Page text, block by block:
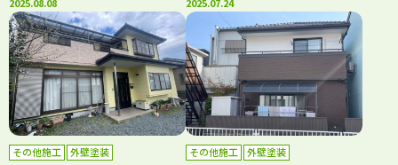
その他施工 外壁塗装 その他施工 外壁塗装